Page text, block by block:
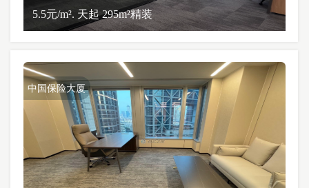
5.5元/m². 天起 295m²精装
中国保险大厦